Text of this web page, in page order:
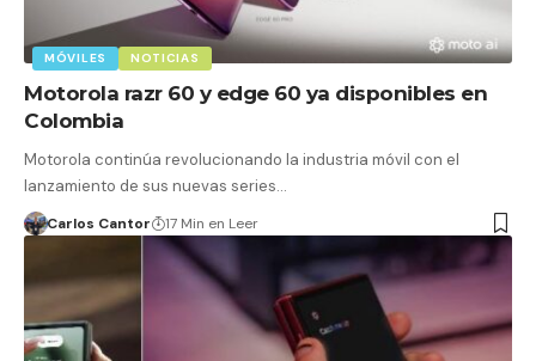
MÓVILES NOTICIAS
Motorola razr 60 y edge 60 ya disponibles en
Colombia
Motorola continúa revolucionando la industria móvil con el
lanzamiento de sus nuevas series…
Carlos Cantor 17 Min en Leer